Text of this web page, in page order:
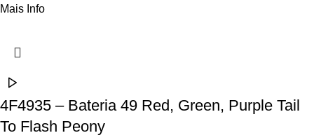
Mais Info
4F4935 – Bateria 49 Red, Green, Purple Tail
To Flash Peony